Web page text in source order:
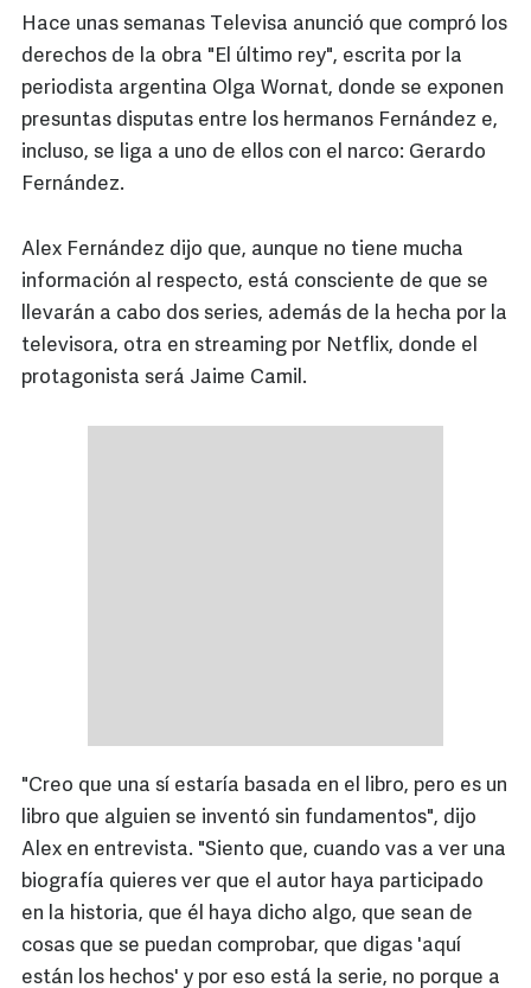
Hace unas semanas Televisa anunció que compró los
derechos de la obra "El último rey", escrita por la
periodista argentina Olga Wornat, donde se exponen
presuntas disputas entre los hermanos Fernández e,
incluso, se liga a uno de ellos con el narco: Gerardo
Fernández.
Alex Fernández dijo que, aunque no tiene mucha
información al respecto, está consciente de que se
llevarán a cabo dos series, además de la hecha por la
televisora, otra en streaming por Netflix, donde el
protagonista será Jaime Camil.
"Creo que una sí estaría basada en el libro, pero es un
libro que alguien se inventó sin fundamentos", dijo
Alex en entrevista. "Siento que, cuando vas a ver una
biografía quieres ver que el autor haya participado
en la historia, que él haya dicho algo, que sean de
cosas que se puedan comprobar, que digas 'aquí
están los hechos' y por eso está la serie, no porque a